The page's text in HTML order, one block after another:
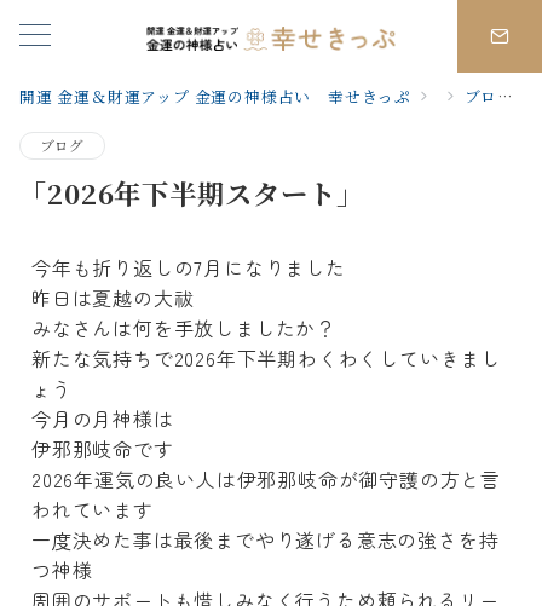
開運 金運＆財運アップ 金運の神様占い 幸せきっぷ ブログ
ブログ
「2026年下半期スタート」
今年も折り返しの7月になりました
昨日は夏越の大祓
みなさんは何を手放しましたか？
新たな気持ちで2026年下半期わくわくしていきまし
ょう
今月の月神様は
伊邪那岐命です
2026年運気の良い人は伊邪那岐命が御守護の方と言
われています
一度決めた事は最後までやり遂げる意志の強さを持
つ神様
周囲のサポートも惜しみなく行うため頼られるリー